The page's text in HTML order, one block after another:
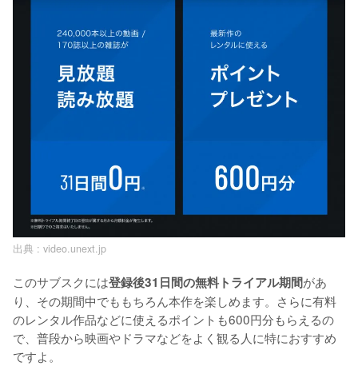
出典 : video.unext.jp
このサブスクには登録後31日間の無料トライアル期間があ
り、その期間中でももちろん本作を楽しめます。さらに有料
のレンタル作品などに使えるポイントも600円分もらえるの
で、普段から映画やドラマなどをよく観る人に特におすすめ
ですよ。